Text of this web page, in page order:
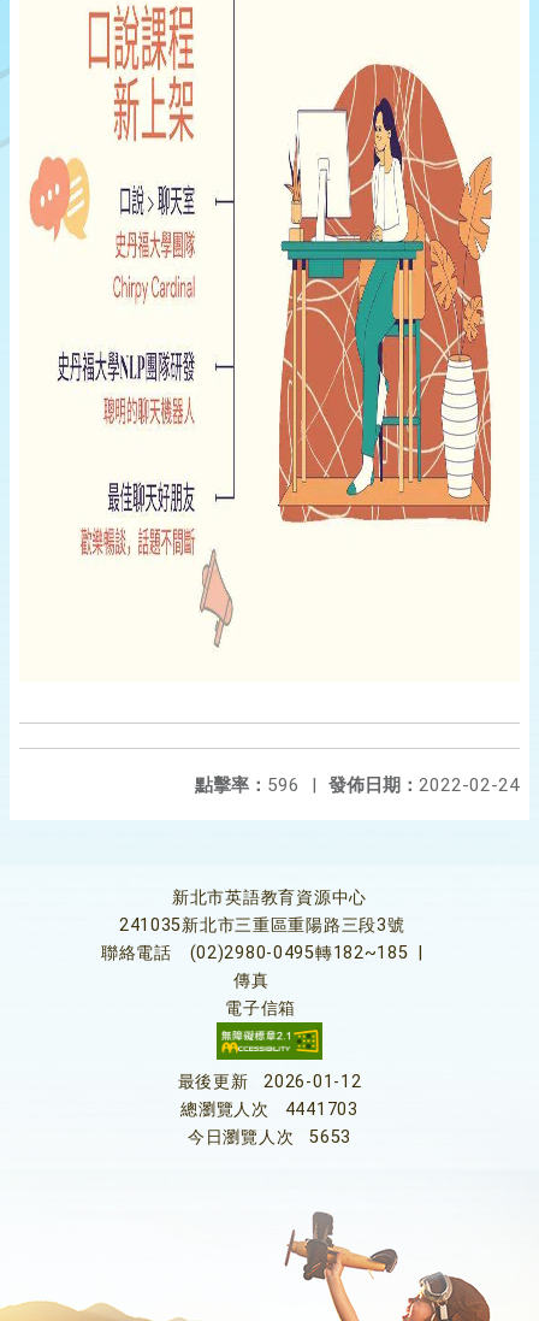
發佈日期： 2022-02-24
點擊率： 596 |
新北市英語教育資源中心
241035新北市三重區重陽路三段3號
聯絡電話
(02)2980-0495轉182~185
傳真
電子信箱
最後更新
2026-01-12
總瀏覽人次
4441703
今日瀏覽人次
5653